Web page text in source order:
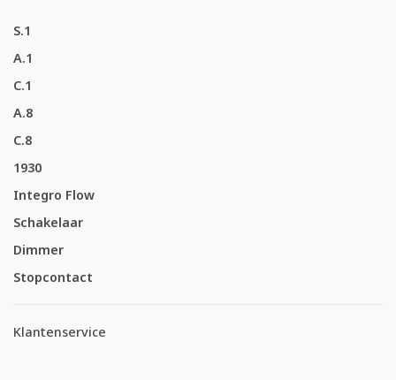
S.1
A.1
C.1
A.8
C.8
1930
Integro Flow
Schakelaar
Dimmer
Stopcontact
Klantenservice